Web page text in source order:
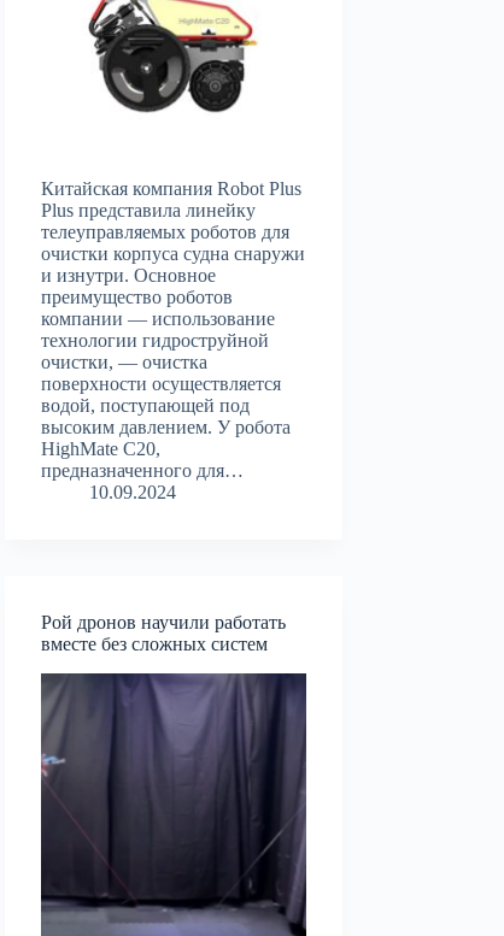
Китайская компания Robot Plus
Plus представила линейку
телеуправляемых роботов для
очистки корпуса судна снаружи
и изнутри. Основное
преимущество роботов
компании — использование
технологии гидроструйной
очистки, — очистка
поверхности осуществляется
водой, поступающей под
высоким давлением. У робота
HighMate C20,
предназначенного для…
10.09.2024
Рой дронов научили работать
вместе без сложных систем